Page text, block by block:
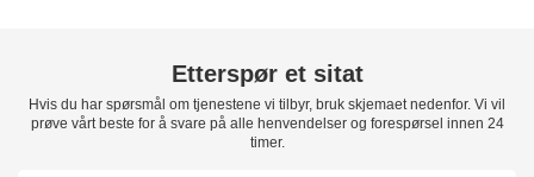
Etterspør et sitat
Hvis du har spørsmål om tjenestene vi tilbyr, bruk skjemaet nedenfor. Vi vil
prøve vårt beste for å svare på alle henvendelser og forespørsel innen 24
timer.